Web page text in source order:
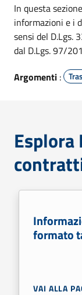
In questa
informazioni e i
sensi del D.Lgs.
dal D.Lgs. 97/
Argomenti :
Esplora
formato
VAI ALLA